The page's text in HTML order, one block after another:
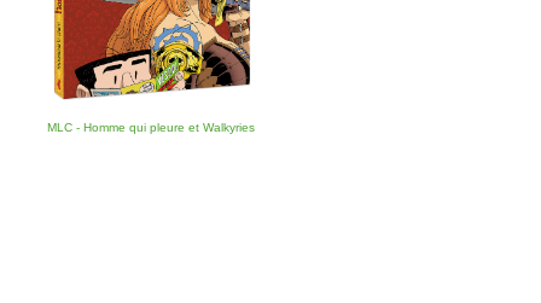
MLC - Homme qui pleure et Walkyries